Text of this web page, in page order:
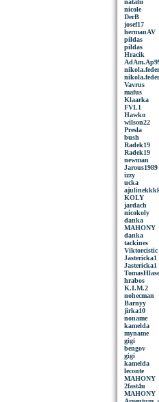
natalii
nicole
DerB
josef17
hermanAV
pildas
pildas
Hracik
Vavrus
mafus
Klaarka
FVL1
Hawko
wilson22
Presla
bush
Radek19
Radek19
newman
Jarous1989
izzy
ucka
KOLY
jardach
nicokoly
danka
MAHONY
danka
tackines
Viktorcistic
Jastericka1
Jastericka1
hrabos
K.I.M.2
nohecman
Barnyy
jirka10
noname
kamelda
myname
gigi
bengov
gigi
kamelda
leconte
MAHONY
2fast4u
MAHONY